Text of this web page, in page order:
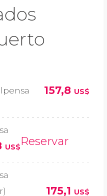
157,8 US$
US$Reservar
175,1 US$